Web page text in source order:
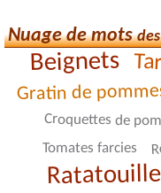
Nuage de mots
Beignets
Gratin de
Croquettes de
Tomates farcies
Ratatouille